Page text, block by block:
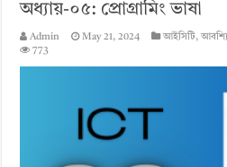
অধ্যায়-০৫: প্রোগ্রামিং ভাষা
Admin May 21, 2024 আইসিটি,
773